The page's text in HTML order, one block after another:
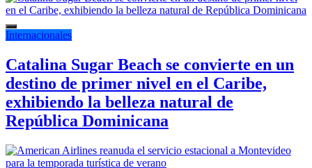
Internacionales
Catalina Sugar Beach se convierte en un
destino de primer nivel en el Caribe,
exhibiendo la belleza natural de
República Dominicana